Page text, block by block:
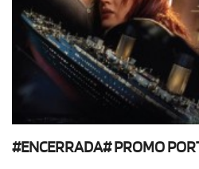
#ENCERRADA# PROMO